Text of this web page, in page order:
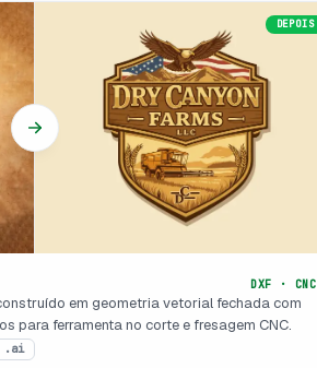
DEPOIS
DXF · CNC
em geometria vetorial fechada com
para ferramenta no corte e fresagem CNC.
.ai